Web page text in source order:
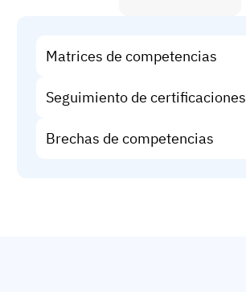
Matrices de competencias
Seguimiento de certificaciones
Brechas de competencias